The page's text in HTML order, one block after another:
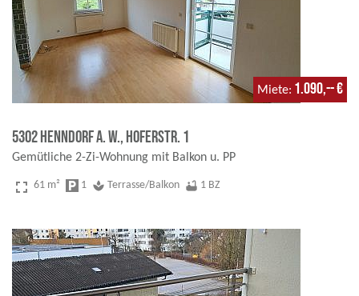
Miete 1.090,-- €
5302 Henndorf a. W., Hoferstr. 1
Gemütliche 2-Zi-Wohnung mit Balkon u. PP
fullscreen 61 m² local_parking 1 spa Terrasse/Balkon bathtub 1 BZ